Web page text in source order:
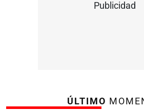
Publicidad
ÚLTIMO